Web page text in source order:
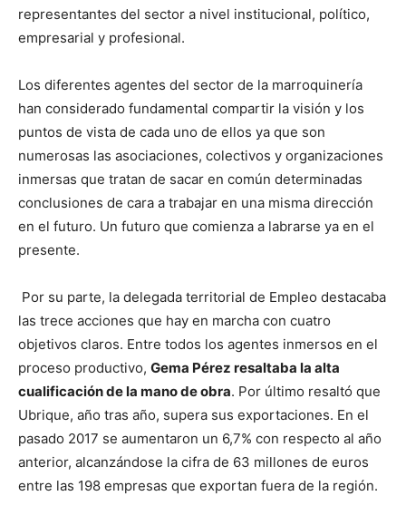
representantes del sector a nivel institucional, político,
empresarial y profesional.
Los diferentes agentes del sector de la marroquinería
han considerado fundamental compartir la visión y los
puntos de vista de cada uno de ellos ya que son
numerosas las asociaciones, colectivos y organizaciones
inmersas que tratan de sacar en común determinadas
conclusiones de cara a trabajar en una misma dirección
en el futuro. Un futuro que comienza a labrarse ya en el
presente.
Por su parte, la delegada territorial de Empleo destacaba
las trece acciones que hay en marcha con cuatro
objetivos claros. Entre todos los agentes inmersos en el
proceso productivo, Gema Pérez resaltaba la alta
cualificación de la mano de obra. Por último resaltó que
Ubrique, año tras año, supera sus exportaciones. En el
pasado 2017 se aumentaron un 6,7% con respecto al año
anterior, alcanzándose la cifra de 63 millones de euros
entre las 198 empresas que exportan fuera de la región.